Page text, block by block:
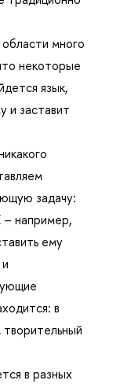
много
некоторые
язык,
и заставит
задачу:
– например,
ему
и
в
в разных